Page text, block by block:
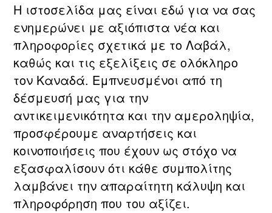
Η ιστοσελίδα μας είναι εδώ για να σας
ενημερώνει με αξιόπιστα νέα και
πληροφορίες σχετικά με τo Λαβάλ,
καθώς και τις εξελίξεις σε ολόκληρο
τον Καναδά. Εμπνευσμένοι από τη
δέσμευσή μας για την
αντικειμενικότητα και την αμεροληψία,
προσφέρουμε αναρτήσεις και
κοινοποιήσεις που έχουν ως στόχο να
εξασφαλίσουν ότι κάθε συμπολίτης
λαμβάνει την απαραίτητη κάλυψη και
πληροφόρηση που του αξίζει.